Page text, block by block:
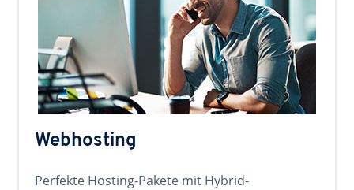
Webhosting
Perfekte Hosting-Pakete mit Hybrid-